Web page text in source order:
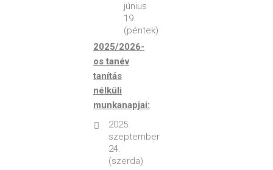
június
19.
(péntek)
2025/2026-
os tanév
tanítás
nélküli
munkanapjai:
2025.
szeptember
24.
(szerda)